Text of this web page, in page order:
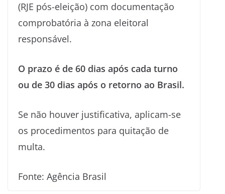
(RJE pós-eleição) com documentação
comprobatória à zona eleitoral
responsável.
O prazo é de 60 dias após cada turno
ou de 30 dias após o retorno ao Brasil.
Se não houver justificativa, aplicam-se
os procedimentos para quitação de
multa.
Fonte: Agência Brasil